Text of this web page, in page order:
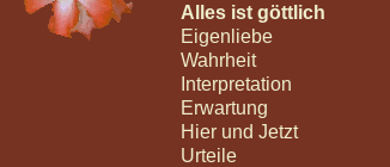
Alles ist göttlich
Eigenliebe
Wahrheit
Interpretation
Erwartung
Hier und Jetzt
Urteile